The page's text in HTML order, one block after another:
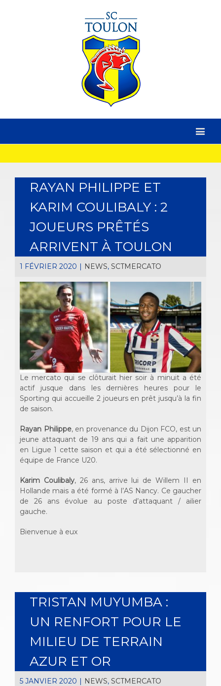
RAYAN PHILIPPE ET
KARIM COULIBALY : 2
JOUEURS PRÊTÉS
ARRIVENT À TOULON
1 FÉVRIER 2020 | NEWS, SCTMERCATO
Le mercato qui se clôturait hier soir à minuit a été
actif jusque dans les dernières heures pour le
Sporting qui accueille 2 joueurs en prêt jusqu’à la fin
de saison.
Rayan Philippe, en provenance du Dijon FCO, est un
jeune attaquant de 19 ans qui a fait une apparition
en Ligue 1 cette saison et qui a été sélectionné en
équipe de France U20.
Karim Coulibaly, 26 ans, arrive lui de Willem II en
Hollande mais a été formé à l’AS Nancy. Ce gaucher
de 26 ans évolue au poste d’attaquant / ailier
gauche.
Bienvenue à eux
TRISTAN MUYUMBA :
UN RENFORT POUR LE
MILIEU DE TERRAIN
AZUR ET OR
5 JANVIER 2020 | NEWS, SCTMERCATO